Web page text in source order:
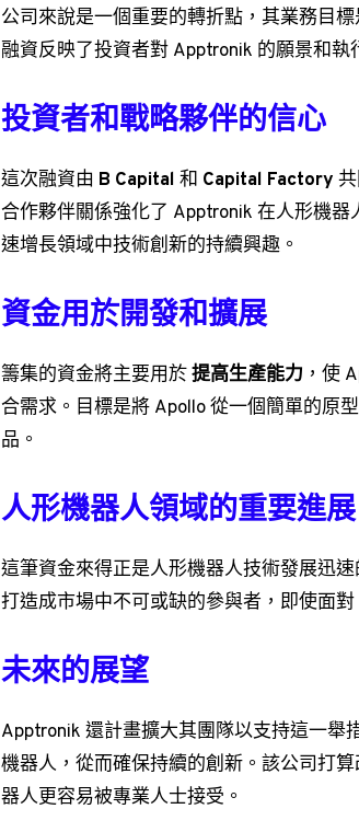
公司來說是一個重要的轉折點，其業務目
融資反映了投資者對 Apptronik 的願景和執
投資者和戰略夥伴的信心
這次融資由 B Capital 和 Capital Factory
合作夥伴關係強化了 Apptronik 在人形機
速增長領域中技術創新的持續興趣。
資金用於開發和擴展
籌集的資金將主要用於提高生產能力 ，使
合需求。目標是將 Apollo 從一個簡單的原
品。
人形機器人領域的重要進展
這筆資金來得正是人形機器人技術發展迅
打造成市場中不可或缺的參與者，即使面對
未來的展望
Apptronik 還計畫擴大其團隊以支持這一舉
機器人，從而確保持續的創新。該公司打
器人更容易被專業人士接受。